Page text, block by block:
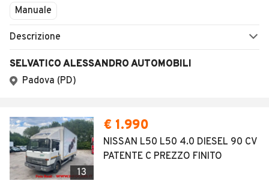
Manuale
Descrizione
SELVATICO ALESSANDRO AUTOMOBILI
Padova (PD)
13
€ 1.990
NISSAN L50 L50 4.0 DIESEL 90 CV
PATENTE C PREZZO FINITO